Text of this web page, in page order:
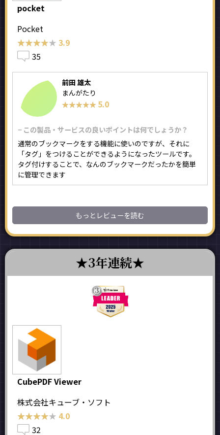
pocket
Pocket
★★★★★
★★★★★ 3.9
35
前田 雄太
まんがたり
★★★★★
★★★★★ 5.0
− この製品・サービスの良いポイントは何でしょうか？
通常のブックマークをする機能に使いのですが、それに
「タグ」をつけることができるようになったツールです。
タグ付けすることで、なんのブックマークだったかを簡単
に管理できます
もっとレビューを読む
3年連続
CubePDF Viewer
株式会社キューブ・ソフト
★★★★★
★★★★★ 4.0
32